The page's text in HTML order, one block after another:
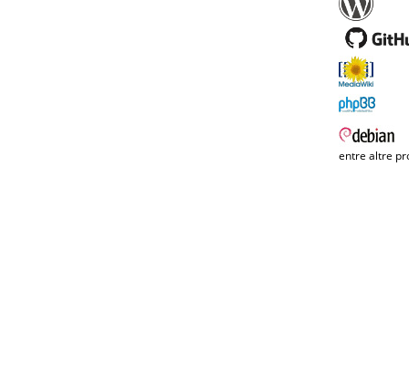
entre altre